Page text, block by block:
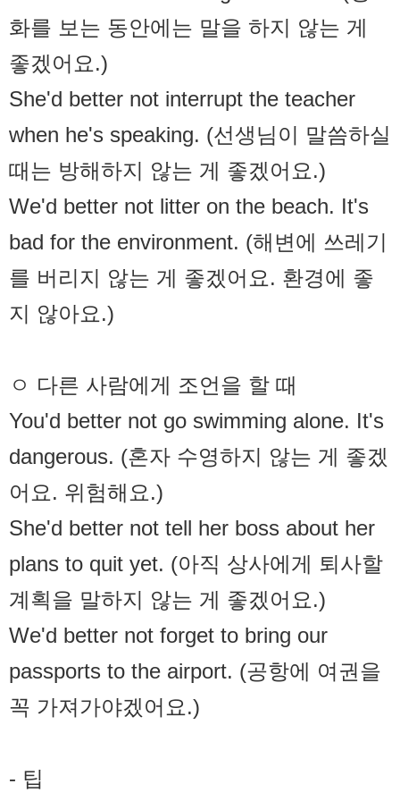
화를 보는 동안에는 말을 하지 않는 게
좋겠어요.)
She'd better not interrupt the teacher
when he's speaking. (선생님이 말씀하실
때는 방해하지 않는 게 좋겠어요.)
We'd better not litter on the beach. It's
bad for the environment. (해변에 쓰레기
를 버리지 않는 게 좋겠어요. 환경에 좋
지 않아요.)
ㅇ 다른 사람에게 조언을 할 때
You'd better not go swimming alone. It's
dangerous. (혼자 수영하지 않는 게 좋겠
어요. 위험해요.)
She'd better not tell her boss about her
plans to quit yet. (아직 상사에게 퇴사할
계획을 말하지 않는 게 좋겠어요.)
We'd better not forget to bring our
passports to the airport. (공항에 여권을
꼭 가져가야겠어요.)
- 팁